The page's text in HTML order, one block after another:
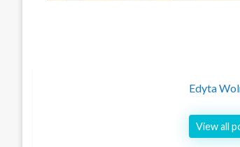
Edyta
View all